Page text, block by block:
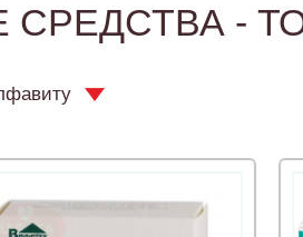
СРЕДСТВА -